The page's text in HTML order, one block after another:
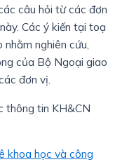
câu hỏi từ các đơn
Các ý kiến tại toạ
nghiên cứu,
của Bộ Ngoại giao
đơn vị.
thông tin KH&CN
khoa học và công